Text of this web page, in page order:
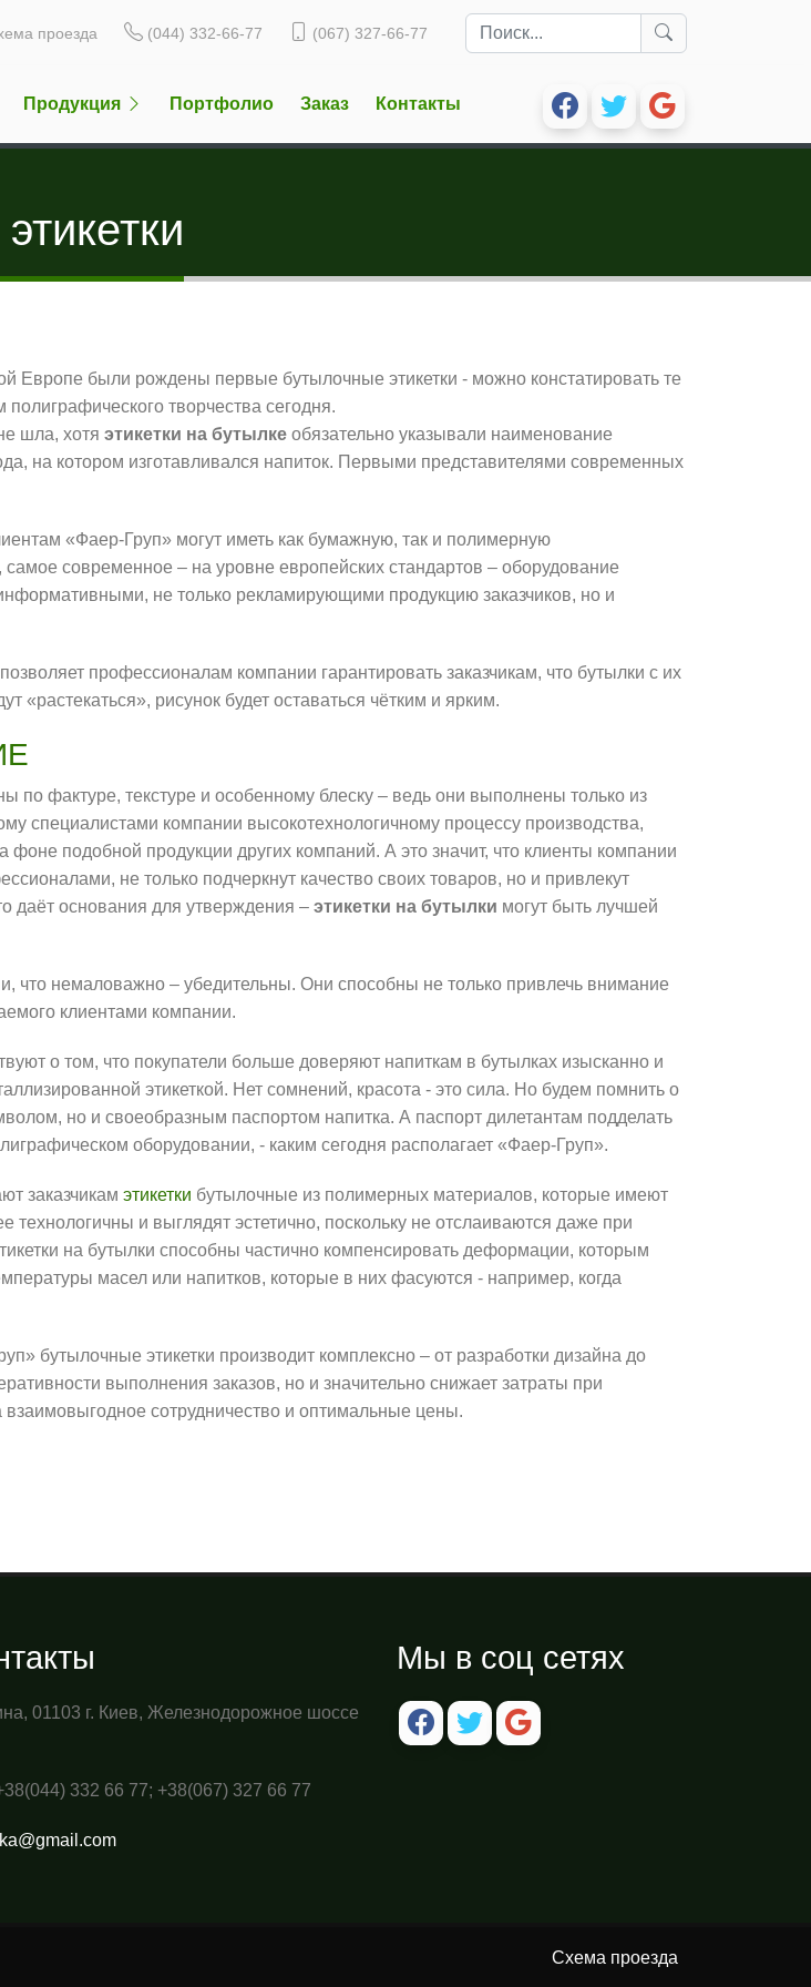
проезда (044) 332-66-77 (067) 327-66-77
Продукция Портфолио Заказ Контакты
Европе были рождены первые бутылочные этикетки - можно констатировать те
творчества сегодня.
шла, хотя этикетки на бутылке обязательно указывали наименование
на котором изготавливался напиток. Первыми представителями современных
«Фаер-Груп» могут иметь как бумажную, так и полимерную
современное – на уровне европейских стандартов – оборудование
не только рекламирующими продукцию заказчиков, но и
профессионалам компании гарантировать заказчикам, что бутылки с их
«растекаться», рисунок будет оставаться чётким и ярким.
по фактуре, текстуре и особенному блеску – ведь они выполнены только из
специалистами компании высокотехнологичному процессу производства,
подобной продукции других компаний. А это значит, что клиенты компании
не только подчеркнут качество своих товаров, но и привлекут
даёт основания для утверждения – этикетки на бутылки могут быть лучшей
что немаловажно – убедительны. Они способны не только привлечь внимание
клиентами компании.
о том, что покупатели больше доверяют напиткам в бутылках изысканно и
этикеткой. Нет сомнений, красота - это сила. Но будем помнить о
но и своеобразным паспортом напитка. А паспорт дилетантам подделать
оборудовании, - каким сегодня располагает «Фаер-Груп».
заказчикам этикетки бутылочные из полимерных материалов, которые имеют
и выглядят эстетично, поскольку не отслаиваются даже при
на бутылки способны частично компенсировать деформации, которым
масел или напитков, которые в них фасуются - например, когда
бутылочные этикетки производит комплексно – от разработки дизайна до
выполнения заказов, но и значительно снижает затраты при
взаимовыгодное сотрудничество и оптимальные цены.
01103 г. Киев, Железнодорожное шоссе
332 66 77; +38(067) 327 66 77
Мы в соц сетях
Схема проезда